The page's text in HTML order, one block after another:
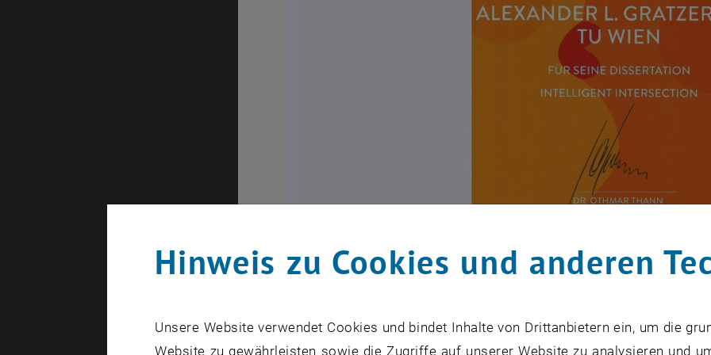
Forschungsbegeisterte vor den Vorhang holen, die kreativ und
Alltag entwickeln. Die Ziele sind, innovative Ideen
Hinweis zu Cookies und anderen
Unsere Website verwendet Cookies und bindet Inhalte von Drittanbietern ein, um die
Website zu gewährleisten sowie die Zugriffe auf unserer Website zu analysieren und